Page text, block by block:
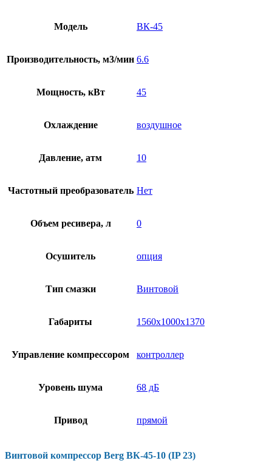
Модель ВК-45
Производительность, м3/мин 6.6
Мощность, кВт 45
Охлаждение воздушное
Давление, атм 10
Частотный преобразователь Нет
Объем ресивера, л 0
Осушитель опция
Тип смазки Винтовой
Габариты 1560х1000х1370
Управление компрессором контроллер
Уровень шума 68 дБ
Привод прямой
Винтовой компрессор Berg ВК-45-10 (IP 23)